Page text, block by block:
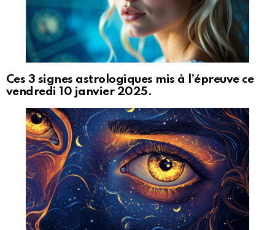
Ces 3 signes astrologiques mis à l’épreuve ce
vendredi 10 janvier 2025.